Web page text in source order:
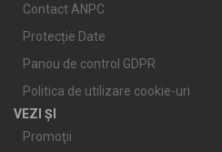
Contact ANPC
Protecție Date
Panou de control GDPR
Politica de utilizare cookie-uri
VEZI ȘI
Promoţii